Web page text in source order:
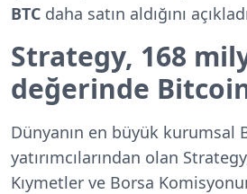
BTC daha satın aldığını
Strategy, 168
değerinde
Dünyanın en büyük kurumsal
yatırımcılarından olan
Kıymetler ve Borsa